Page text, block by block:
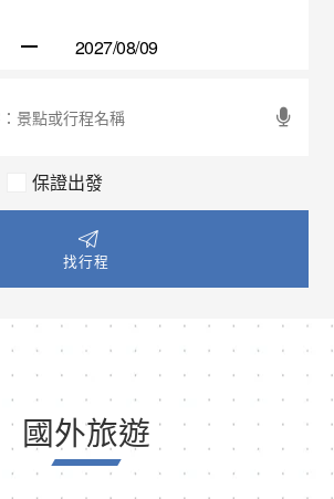
保證出發
找行程
國外旅遊